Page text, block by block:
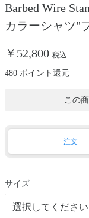
Barbed Wire
カラーシャツ"
￥52,800 税込
480 ポイント還元
この
注文
サイズ